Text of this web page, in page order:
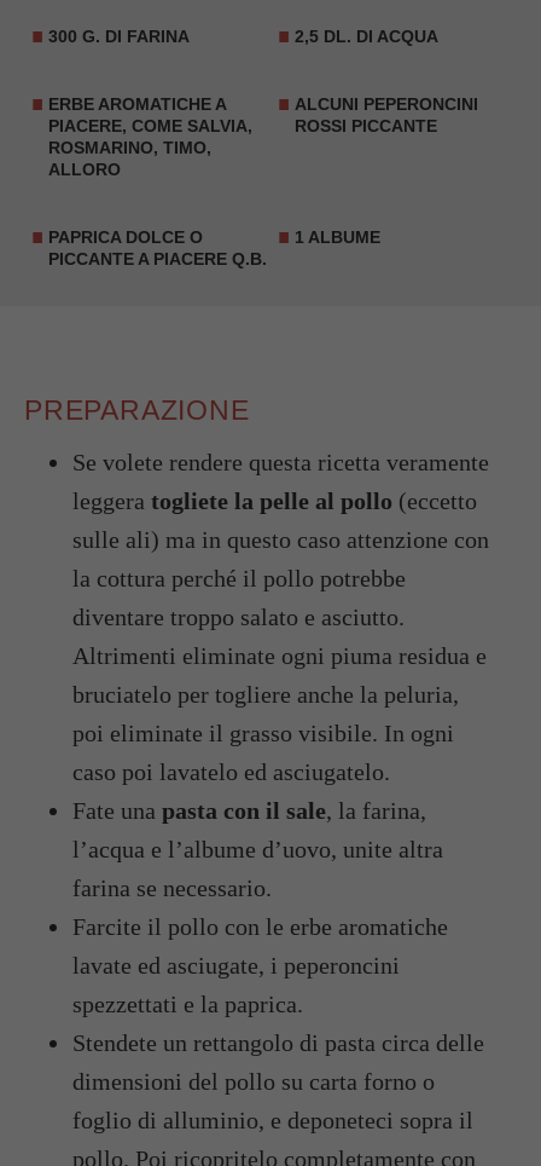
300 G. DI FARINA 2,5 DL. DI ACQUA
ERBE AROMATICHE A
PIACERE, COME SALVIA,
ROSMARINO, TIMO,
ALLORO
ALCUNI PEPERONCINI
ROSSI PICCANTE
PAPRICA DOLCE O
PICCANTE A PIACERE Q.B.
1 ALBUME
PREPARAZIONE
Se volete rendere questa ricetta veramente
leggera togliete la pelle al pollo (eccetto
sulle ali) ma in questo caso attenzione con
la cottura perché il pollo potrebbe
diventare troppo salato e asciutto.
Altrimenti eliminate ogni piuma residua e
bruciatelo per togliere anche la peluria,
poi eliminate il grasso visibile. In ogni
caso poi lavatelo ed asciugatelo.
Fate una pasta con il sale, la farina,
l’acqua e l’albume d’uovo, unite altra
farina se necessario.
Farcite il pollo con le erbe aromatiche
lavate ed asciugate, i peperoncini
spezzettati e la paprica.
Stendete un rettangolo di pasta circa delle
dimensioni del pollo su carta forno o
foglio di alluminio, e deponeteci sopra il
pollo. Poi ricopritelo completamente con